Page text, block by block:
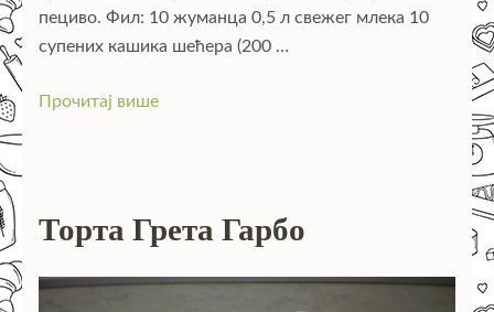
пециво. Фил: 10 жуманца 0,5 л свежег млека 10
супених кашика шећера (200 …
Прочитај више
Торта Грета Гарбо